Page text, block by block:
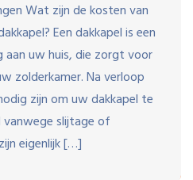
Wat zijn de kosten van
Een dakkapel is een
uw huis, die zorgt voor
zolderkamer. Na verloop
zijn om uw dakkapel te
slijtage of
eigenlijk […]